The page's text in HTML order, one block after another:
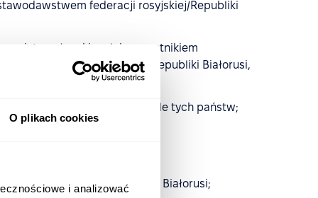
O plikach cookies
i analizować
federacji rosyjskiej/Republiki
członekiem lub uczestnikiem
federacji rosyjskiej/Republiki Białorusi,
Białorusi lub obywatele tych państw;
federacji rosyjskiej/Republiki Białorusi;